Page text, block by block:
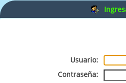
Usuario:
Contraseña: